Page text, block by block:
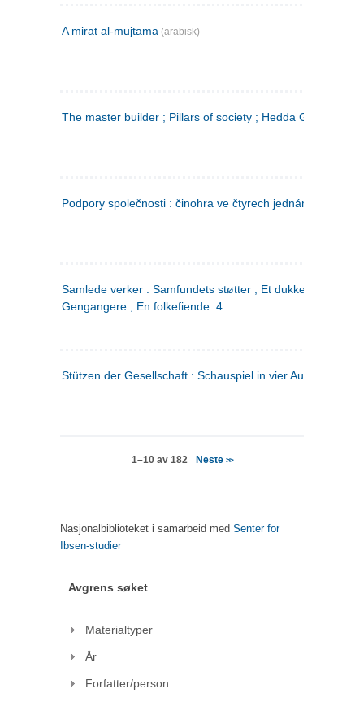
A mirat al-mujtama (arabisk)
The master builder ; Pillars of society ; Hedda Gabler
Podpory společnosti : činohra ve čtyrech jednáních
Samlede verker : Samfundets støtter ; Et dukkehjem ;
Gengangere ; En folkefiende. 4
Stützen der Gesellschaft : Schauspiel in vier Aufzügen
1–10 av 182 Neste >>
Nasjonalbiblioteket i samarbeid med Senter for
Ibsen-studier
Avgrens søket
Materialtyper
År
Forfatter/person